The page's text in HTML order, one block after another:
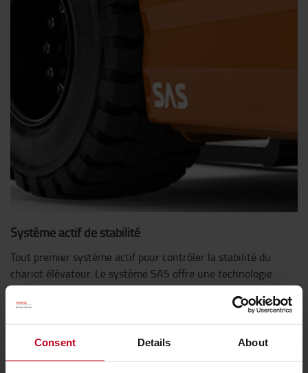
Consent Details About
Système actif de stabilité
Tout premier système actif pour contrôler la stabilité du
chariot élévateur. Le système SAS offre une technologie
avancée permettant l'obtention d'une stabilité de chariot
inégalée au profit d’une augmentation de la sécurité et de